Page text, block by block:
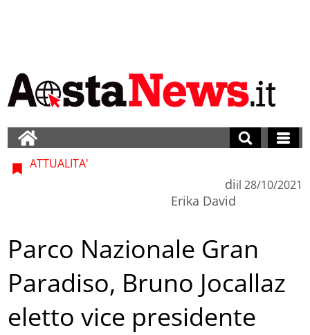
ATTUALITA'
di
Erika David
il 28/10/2021
Parco Nazionale Gran
Paradiso, Bruno Jocallaz
eletto vice presidente